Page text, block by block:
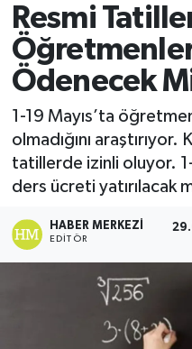
Resmi
Ödenecek
1-19 Mayıs’ta
olmadığını araştırıyor.
tatillerde izinli oluyor.
ders ücreti yatırılacak
HABER MERKEZI
EDITÖR
Süper Lig Puan
Tüm Manşetler
Haber Arşivi